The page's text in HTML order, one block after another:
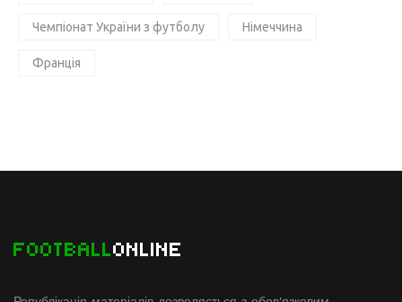
Чемпіонат України з футболу Німеччина
Франція
FOOTBALLONLINE